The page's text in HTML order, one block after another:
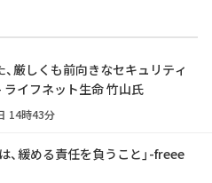
、厳しくも前向きなセキュリティ
ライフネット生命 竹山氏
14時43分
、緩める責任を負うこと」-freee